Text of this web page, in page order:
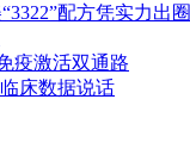
配方凭实力出圈
疫激活双通路
床数据说话